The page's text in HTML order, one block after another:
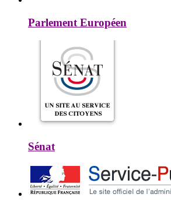
Parlement Européen
Sénat